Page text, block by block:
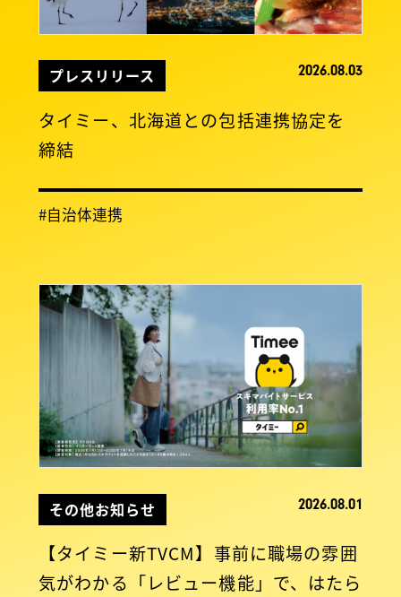
プレスリリース 2026.08.03
タイミー、北海道との包括連携協定を
締結
#自治体連携
その他お知らせ 2026.08.01
【タイミー新TVCM】事前に職場の雰囲
気がわかる「レビュー機能」で、はたら